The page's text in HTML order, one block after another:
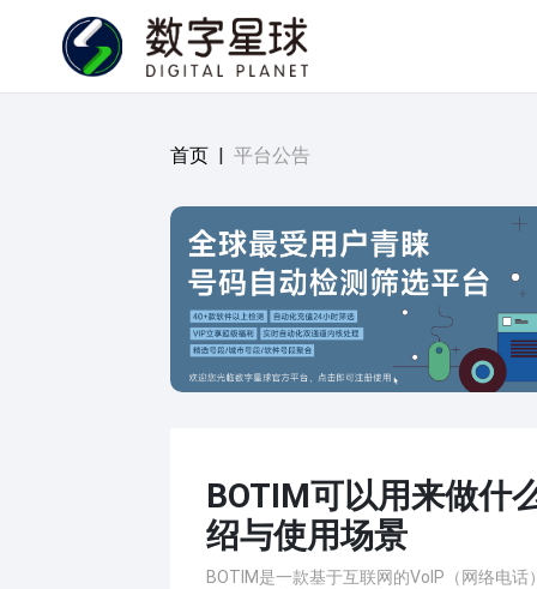
首页 | 平台公告
BOTIM可以用来做什
绍与使用场景
BOTIM是一款基于互联网的VoIP（网络电话